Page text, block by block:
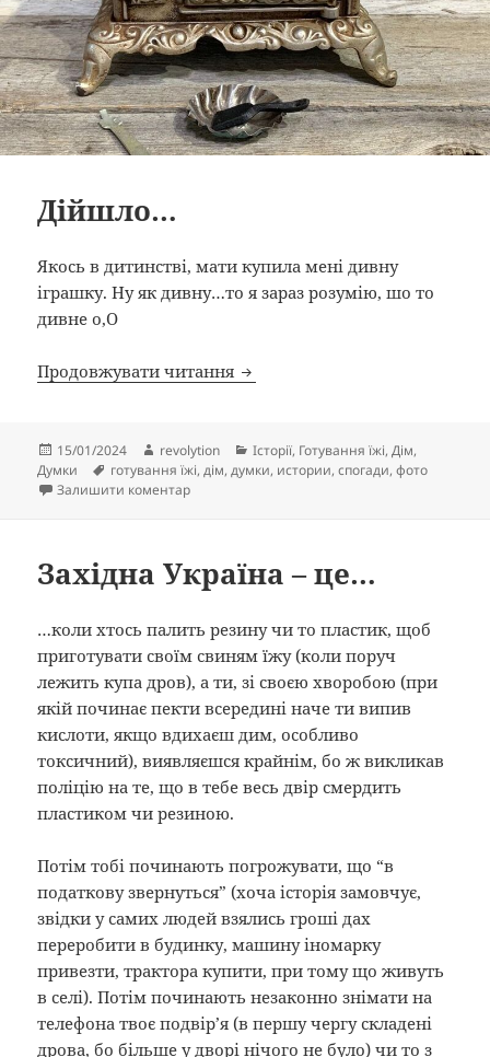
Дійшло…
Якось в дитинстві, мати купила мені дивну
іграшку. Ну як дивну…то я зараз розумію, шо то
дивне о,О
Продовжувати читання Дійшло…
Опубліковано
15/01/2024 Автор
revolytion Категорії
Історії, Готування їжі,Дім,
Думки
Позначки
готування їжі,дім,думки, истории,спогади,фото
Залишити коментардо Дійшло…
Західна Україна – це…
…коли хтось палить резину чи то пластик, щоб
приготувати своїм свиням їжу (коли поруч
лежить купа дров), а ти, зі своєю хворобою (при
якій починає пекти всередині наче ти випив
кислоти, якщо вдихаєш дим, особливо
токсичний), виявляєшся крайнім, бо ж викликав
поліцію на те, що в тебе весь двір смердить
пластиком чи резиною.
Потім тобі починають погрожувати, що “в
податкову звернуться” (хоча історія замовчує,
звідки у самих людей взялись гроші дах
переробити в будинку, машину іномарку
привезти, трактора купити, при тому що живуть
в селі). Потім починають незаконно знімати на
телефона твоє подвір’я (в першу чергу складені
дрова, бо більше у дворі нічого не було) чи то з